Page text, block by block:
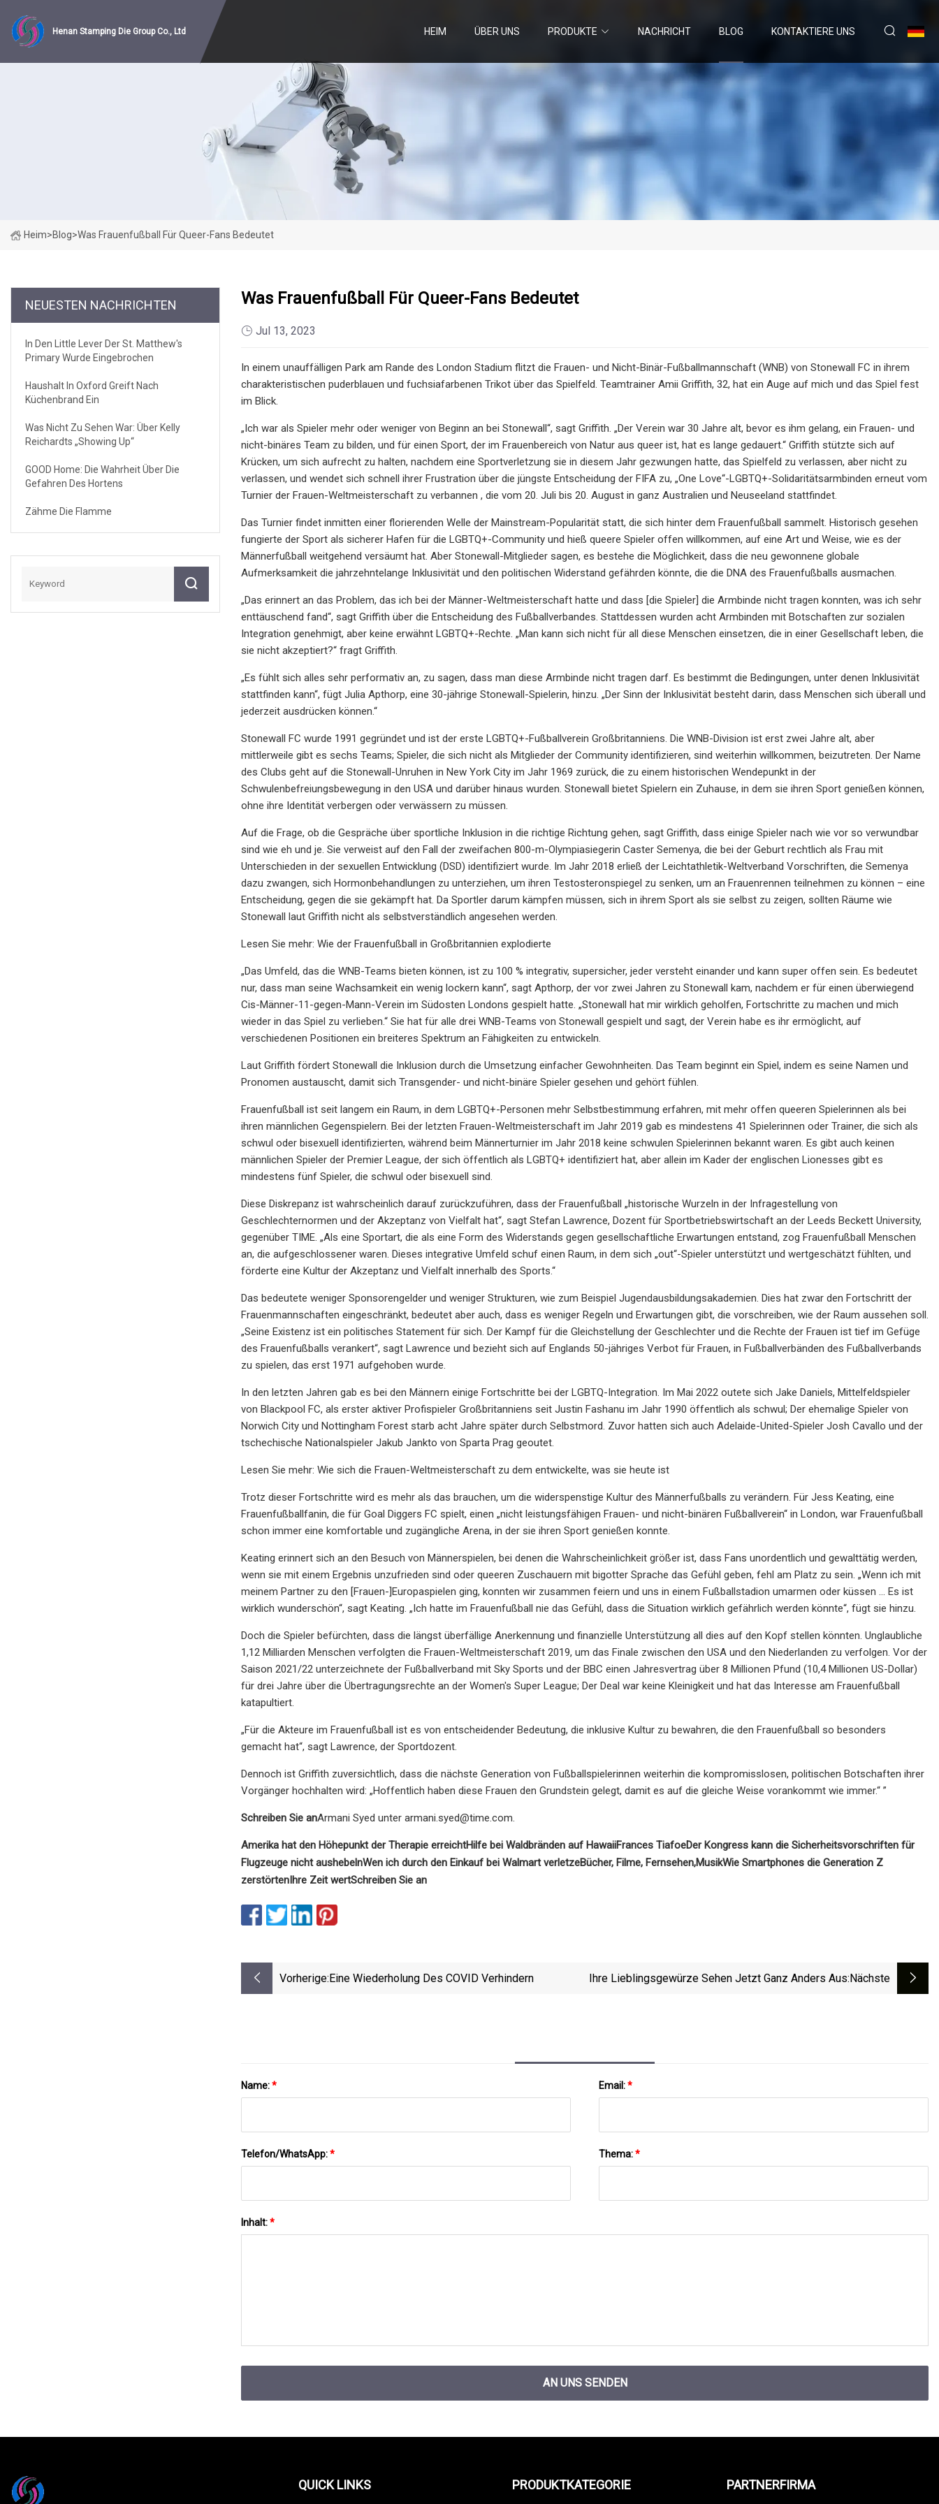
Henan Stamping Die Group Co., Ltd HEIM ÜBER UNS PRODUKTE NACHRICHT BLOG KONTAKTIERE UNS
Heim>Blog>Was Frauenfußball Für Queer-Fans Bedeutet
NEUESTEN NACHRICHTEN
In Den Little Lever Der St. Matthew's
Primary Wurde Eingebrochen
Haushalt In Oxford Greift Nach
Küchenbrand Ein
Was Nicht Zu Sehen War: Über Kelly
Reichardts „Showing Up“
GOOD Home: Die Wahrheit Über Die
Gefahren Des Hortens
Zähme Die Flamme
Was Frauenfußball Für Queer-Fans Bedeutet
Jul 13, 2023
In einem unauffälligen Park am Rande des London Stadium flitzt die Frauen- und Nicht-Binär-Fußballmannschaft (WNB) von Stonewall FC in ihrem
charakteristischen puderblauen und fuchsiafarbenen Trikot über das Spielfeld. Teamtrainer Amii Griffith, 32, hat ein Auge auf mich und das Spiel fest
im Blick.
„Ich war als Spieler mehr oder weniger von Beginn an bei Stonewall“, sagt Griffith. „Der Verein war 30 Jahre alt, bevor es ihm gelang, ein Frauen- und
nicht-binäres Team zu bilden, und für einen Sport, der im Frauenbereich von Natur aus queer ist, hat es lange gedauert.“ Griffith stützte sich auf
Krücken, um sich aufrecht zu halten, nachdem eine Sportverletzung sie in diesem Jahr gezwungen hatte, das Spielfeld zu verlassen, aber nicht zu
verlassen, und wendet sich schnell ihrer Frustration über die jüngste Entscheidung der FIFA zu, „One Love“-LGBTQ+-Solidaritätsarmbinden erneut vom
Turnier der Frauen-Weltmeisterschaft zu verbannen , die vom 20. Juli bis 20. August in ganz Australien und Neuseeland stattfindet.
Das Turnier findet inmitten einer florierenden Welle der Mainstream-Popularität statt, die sich hinter dem Frauenfußball sammelt. Historisch gesehen
fungierte der Sport als sicherer Hafen für die LGBTQ+-Community und hieß queere Spieler offen willkommen, auf eine Art und Weise, wie es der
Männerfußball weitgehend versäumt hat. Aber Stonewall-Mitglieder sagen, es bestehe die Möglichkeit, dass die neu gewonnene globale
Aufmerksamkeit die jahrzehntelange Inklusivität und den politischen Widerstand gefährden könnte, die die DNA des Frauenfußballs ausmachen.
„Das erinnert an das Problem, das ich bei der Männer-Weltmeisterschaft hatte und dass [die Spieler] die Armbinde nicht tragen konnten, was ich sehr
enttäuschend fand“, sagt Griffith über die Entscheidung des Fußballverbandes. Stattdessen wurden acht Armbinden mit Botschaften zur sozialen
Integration genehmigt, aber keine erwähnt LGBTQ+-Rechte. „Man kann sich nicht für all diese Menschen einsetzen, die in einer Gesellschaft leben, die
sie nicht akzeptiert?“ fragt Griffith.
„Es fühlt sich alles sehr performativ an, zu sagen, dass man diese Armbinde nicht tragen darf. Es bestimmt die Bedingungen, unter denen Inklusivität
stattfinden kann“, fügt Julia Apthorp, eine 30-jährige Stonewall-Spielerin, hinzu. „Der Sinn der Inklusivität besteht darin, dass Menschen sich überall und
jederzeit ausdrücken können.“
Stonewall FC wurde 1991 gegründet und ist der erste LGBTQ+-Fußballverein Großbritanniens. Die WNB-Division ist erst zwei Jahre alt, aber
mittlerweile gibt es sechs Teams; Spieler, die sich nicht als Mitglieder der Community identifizieren, sind weiterhin willkommen, beizutreten. Der Name
des Clubs geht auf die Stonewall-Unruhen in New York City im Jahr 1969 zurück, die zu einem historischen Wendepunkt in der
Schwulenbefreiungsbewegung in den USA und darüber hinaus wurden. Stonewall bietet Spielern ein Zuhause, in dem sie ihren Sport genießen können,
ohne ihre Identität verbergen oder verwässern zu müssen.
Auf die Frage, ob die Gespräche über sportliche Inklusion in die richtige Richtung gehen, sagt Griffith, dass einige Spieler nach wie vor so verwundbar
sind wie eh und je. Sie verweist auf den Fall der zweifachen 800-m-Olympiasiegerin Caster Semenya, die bei der Geburt rechtlich als Frau mit
Unterschieden in der sexuellen Entwicklung (DSD) identifiziert wurde. Im Jahr 2018 erließ der Leichtathletik-Weltverband Vorschriften, die Semenya
dazu zwangen, sich Hormonbehandlungen zu unterziehen, um ihren Testosteronspiegel zu senken, um an Frauenrennen teilnehmen zu können – eine
Entscheidung, gegen die sie gekämpft hat. Da Sportler darum kämpfen müssen, sich in ihrem Sport als sie selbst zu zeigen, sollten Räume wie
Stonewall laut Griffith nicht als selbstverständlich angesehen werden.
Lesen Sie mehr: Wie der Frauenfußball in Großbritannien explodierte
„Das Umfeld, das die WNB-Teams bieten können, ist zu 100 % integrativ, supersicher, jeder versteht einander und kann super offen sein. Es bedeutet
nur, dass man seine Wachsamkeit ein wenig lockern kann“, sagt Apthorp, der vor zwei Jahren zu Stonewall kam, nachdem er für einen überwiegend
Cis-Männer-11-gegen-Mann-Verein im Südosten Londons gespielt hatte. „Stonewall hat mir wirklich geholfen, Fortschritte zu machen und mich
wieder in das Spiel zu verlieben.“ Sie hat für alle drei WNB-Teams von Stonewall gespielt und sagt, der Verein habe es ihr ermöglicht, auf
verschiedenen Positionen ein breiteres Spektrum an Fähigkeiten zu entwickeln.
Laut Griffith fördert Stonewall die Inklusion durch die Umsetzung einfacher Gewohnheiten. Das Team beginnt ein Spiel, indem es seine Namen und
Pronomen austauscht, damit sich Transgender- und nicht-binäre Spieler gesehen und gehört fühlen.
Frauenfußball ist seit langem ein Raum, in dem LGBTQ+-Personen mehr Selbstbestimmung erfahren, mit mehr offen queeren Spielerinnen als bei
ihren männlichen Gegenspielern. Bei der letzten Frauen-Weltmeisterschaft im Jahr 2019 gab es mindestens 41 Spielerinnen oder Trainer, die sich als
schwul oder bisexuell identifizierten, während beim Männerturnier im Jahr 2018 keine schwulen Spielerinnen bekannt waren. Es gibt auch keinen
männlichen Spieler der Premier League, der sich öffentlich als LGBTQ+ identifiziert hat, aber allein im Kader der englischen Lionesses gibt es
mindestens fünf Spieler, die schwul oder bisexuell sind.
Diese Diskrepanz ist wahrscheinlich darauf zurückzuführen, dass der Frauenfußball „historische Wurzeln in der Infragestellung von
Geschlechternormen und der Akzeptanz von Vielfalt hat“, sagt Stefan Lawrence, Dozent für Sportbetriebswirtschaft an der Leeds Beckett University,
gegenüber TIME. „Als eine Sportart, die als eine Form des Widerstands gegen gesellschaftliche Erwartungen entstand, zog Frauenfußball Menschen
an, die aufgeschlossener waren. Dieses integrative Umfeld schuf einen Raum, in dem sich „out“-Spieler unterstützt und wertgeschätzt fühlten, und
förderte eine Kultur der Akzeptanz und Vielfalt innerhalb des Sports.“
Das bedeutete weniger Sponsorengelder und weniger Strukturen, wie zum Beispiel Jugendausbildungsakademien. Dies hat zwar den Fortschritt der
Frauenmannschaften eingeschränkt, bedeutet aber auch, dass es weniger Regeln und Erwartungen gibt, die vorschreiben, wie der Raum aussehen soll.
„Seine Existenz ist ein politisches Statement für sich. Der Kampf für die Gleichstellung der Geschlechter und die Rechte der Frauen ist tief im Gefüge
des Frauenfußballs verankert“, sagt Lawrence und bezieht sich auf Englands 50-jähriges Verbot für Frauen, in Fußballverbänden des Fußballverbands
zu spielen, das erst 1971 aufgehoben wurde.
In den letzten Jahren gab es bei den Männern einige Fortschritte bei der LGBTQ-Integration. Im Mai 2022 outete sich Jake Daniels, Mittelfeldspieler
von Blackpool FC, als erster aktiver Profispieler Großbritanniens seit Justin Fashanu im Jahr 1990 öffentlich als schwul; Der ehemalige Spieler von
Norwich City und Nottingham Forest starb acht Jahre später durch Selbstmord. Zuvor hatten sich auch Adelaide-United-Spieler Josh Cavallo und der
tschechische Nationalspieler Jakub Jankto von Sparta Prag geoutet.
Lesen Sie mehr: Wie sich die Frauen-Weltmeisterschaft zu dem entwickelte, was sie heute ist
Trotz dieser Fortschritte wird es mehr als das brauchen, um die widerspenstige Kultur des Männerfußballs zu verändern. Für Jess Keating, eine
Frauenfußballfanin, die für Goal Diggers FC spielt, einen „nicht leistungsfähigen Frauen- und nicht-binären Fußballverein“ in London, war Frauenfußball
schon immer eine komfortable und zugängliche Arena, in der sie ihren Sport genießen konnte.
Keating erinnert sich an den Besuch von Männerspielen, bei denen die Wahrscheinlichkeit größer ist, dass Fans unordentlich und gewalttätig werden,
wenn sie mit einem Ergebnis unzufrieden sind oder queeren Zuschauern mit bigotter Sprache das Gefühl geben, fehl am Platz zu sein. „Wenn ich mit
meinem Partner zu den [Frauen-]Europaspielen ging, konnten wir zusammen feiern und uns in einem Fußballstadion umarmen oder küssen … Es ist
wirklich wunderschön“, sagt Keating. „Ich hatte im Frauenfußball nie das Gefühl, dass die Situation wirklich gefährlich werden könnte“, fügt sie hinzu.
Doch die Spieler befürchten, dass die längst überfällige Anerkennung und finanzielle Unterstützung all dies auf den Kopf stellen könnten. Unglaubliche
1,12 Milliarden Menschen verfolgten die Frauen-Weltmeisterschaft 2019, um das Finale zwischen den USA und den Niederlanden zu verfolgen. Vor der
Saison 2021/22 unterzeichnete der Fußballverband mit Sky Sports und der BBC einen Jahresvertrag über 8 Millionen Pfund (10,4 Millionen US-Dollar)
für drei Jahre über die Übertragungsrechte an der Women's Super League; Der Deal war keine Kleinigkeit und hat das Interesse am Frauenfußball
katapultiert.
„Für die Akteure im Frauenfußball ist es von entscheidender Bedeutung, die inklusive Kultur zu bewahren, die den Frauenfußball so besonders
gemacht hat“, sagt Lawrence, der Sportdozent.
Dennoch ist Griffith zuversichtlich, dass die nächste Generation von Fußballspielerinnen weiterhin die kompromisslosen, politischen Botschaften ihrer
Vorgänger hochhalten wird: „Hoffentlich haben diese Frauen den Grundstein gelegt, damit es auf die gleiche Weise vorankommt wie immer.“ ”
Schreiben Sie anArmani Syed unter armani.syed@time.com
Amerika hat den Höhepunkt der Therapie erreichtHilfe bei Waldbränden auf HawaiiFrances TiafoeDer Kongress kann die Sicherheitsvorschriften für
Flugzeuge nicht aushebelnWen ich durch den Einkauf bei Walmart verletzeBücher, Filme, Fernsehen,MusikWie Smartphones die Generation Z
zerstörtenIhre Zeit wertSchreiben Sie an
Vorherige:Eine Wiederholung Des COVID Verhindern Ihre Lieblingsgewürze Sehen Jetzt Ganz Anders Aus:nächste
Name:* Email:*
Telefon/WhatsApp:* Thema:*
Inhalt:*
AN UNS SENDEN
QUICK LINKS PRODUKTKATEGORIE PARTNERFIRMA